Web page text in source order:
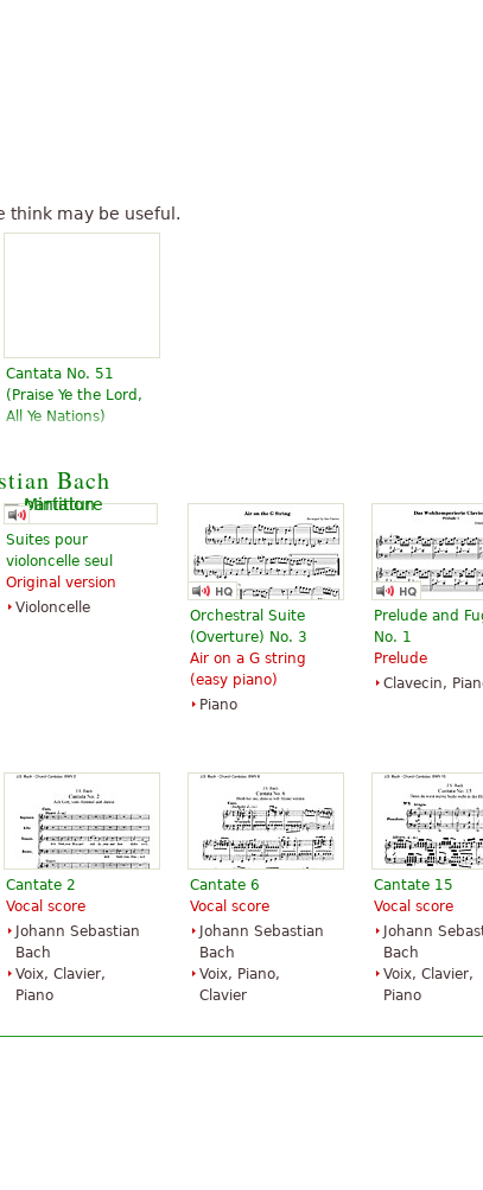
think may be useful.
Cantata No. 51
(Praise Ye the Lord,
All Ye Nations)
Choir, Piano
Accompaniment,
Voice Solo
Edition Peters
Bach
Suites pour
violoncelle seul
Original version
Violoncelle
Orchestral Suite
(Overture) No. 3
Air on a G string
(easy piano)
Piano
Prelude and
No. 1
Prelude
Clavecin,
Cantate 2
Vocal score
Johann Sebastian
Bach
Voix, Clavier,
Piano
Cantate 6
Vocal score
Johann Sebastian
Bach
Voix, Piano,
Clavier
Cantate 15
Vocal score
Johann
Bach
Voix, Clavier,
Piano